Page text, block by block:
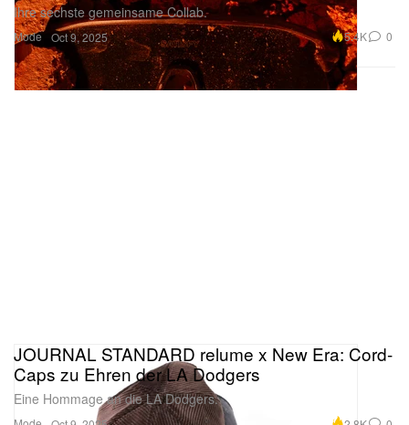
Mode
Ihre sechste gemeinsame Collab.
Oct 9, 2025 5.4K 0
JOURNAL STANDARD relume x New Era: Cord-
Caps zu Ehren der LA Dodgers
Eine Hommage an die LA Dodgers.